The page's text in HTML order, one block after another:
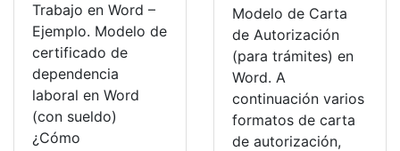
Trabajo en Word –
Ejemplo. Modelo de
certificado de
dependencia
laboral en Word
(con sueldo)
¿Cómo
Modelo de Carta
de Autorización
(para trámites) en
Word. A
continuación varios
formatos de carta
de autorización,